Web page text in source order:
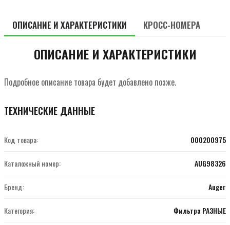
ОПИСАНИЕ И ХАРАКТЕРИСТИКИ КРОСС-НОМЕРА
ОПИСАНИЕ И ХАРАКТЕРИСТИКИ
Подробное описание товара будет добавлено позже.
ТЕХНИЧЕСКИЕ ДАННЫЕ
Код товара: 000200975
Каталожный номер: AUG98326
Бренд: Auger
Категория: Фильтра РАЗНЫЕ